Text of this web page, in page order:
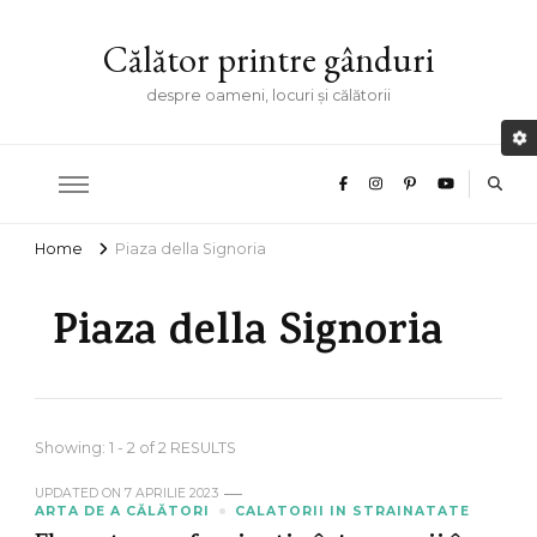
Călător printre gânduri
despre oameni, locuri și călătorii
Home Piaza della Signoria
Piaza della Signoria
Showing: 1 - 2 of 2 RESULTS
UPDATED ON 7 APRILIE 2023
ARTA DE A CĂLĂTORI
CALATORII IN STRAINATATE